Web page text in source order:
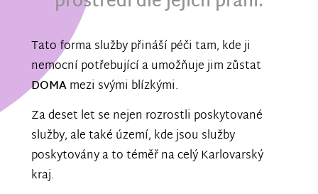
Tato forma služby přináší péči tam, kde ji
nemocní potřebující a umožňuje jim zůstat
DOMAmezi svými blízkými.
Za deset let se nejen rozrostli poskytované
služby, ale také území, kde jsou služby
poskytovány a to téměř na celý Karlovarský
kraj.